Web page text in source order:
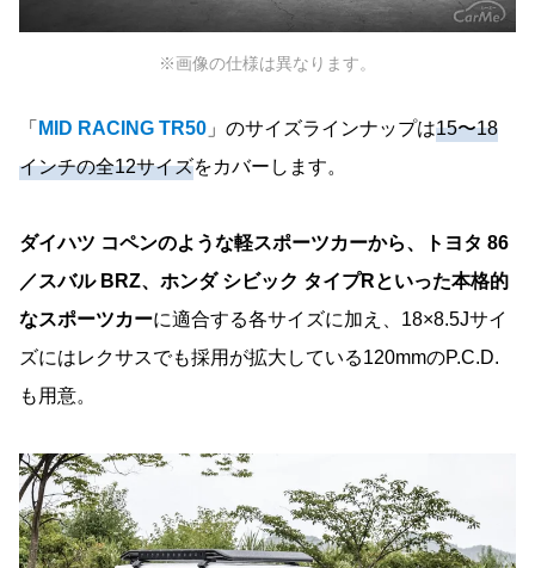
※画像の仕様は異なります。
「 MID RACING TR50 」のサイズラインナップは15〜18
インチの全12サイズをカバーします。
ダイハツ コペンのような軽スポーツカーから、トヨタ 86
／スバル BRZ、ホンダ シビック タイプRといった本格的
なスポーツカーに適合する各サイズに加え、18×8.5Jサイ
ズにはレクサスでも採用が拡大している120mmのP.C.D.
も用意。